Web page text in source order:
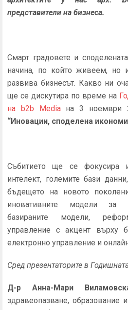
представители на бизнеса.
Смарт градовете и
начина, по който живеем, но
развива бизнесът. Какво ни
ще се дискутира по време на
на b2b Mediaна 3 ноември
“Иновации, споделена
Събитието ще се фокусира
интелект, големите бази
бъдещето на новото
иновативните модели за
базираните модели,
управление с акцент върху
електронно управление и
Сред презентаторите в
Д-р Анна-Мари
здравеопазване, образование